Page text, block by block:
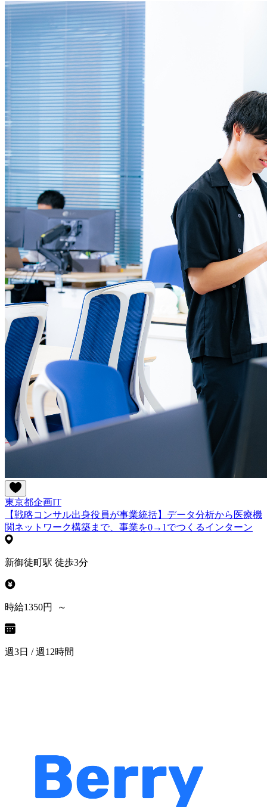
東京都企画IT
【戦略コンサル出身役員が事業統括】データ分析から医療機
関ネットワーク構築まで、事業を0→1でつくるインターン
新御徒町駅 徒歩3分
時給1350円 ～
週3日 / 週12時間